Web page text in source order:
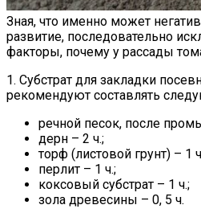
Зная, что именно может
развитие, последовательно
факторы, почему у рассады
1. Субстрат для закладки
рекомендуют составлять
речной песок, после
дерн – 2 ч.;
торф (листовой грунт) – 1
перлит – 1 ч.;
коксовый субстрат – 1 ч.;
зола древесины – 0, 5 ч.